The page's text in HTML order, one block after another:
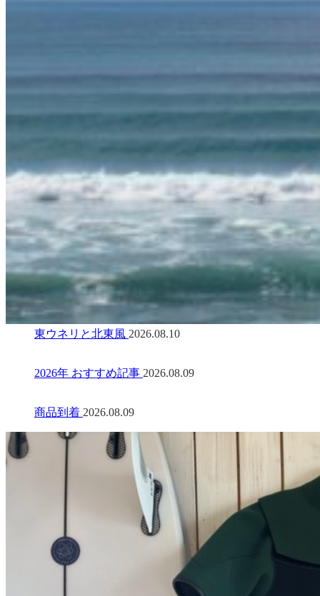
東ウネリと北東風 2026.08.10
2026年 おすすめ記事 2026.08.09
商品到着 2026.08.09